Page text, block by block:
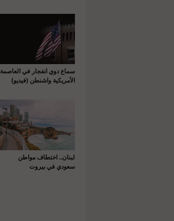
سماع دوي انفجار في العاصمة
الأمريكية واشنطن (فيديو)
لبنان.. اختطاف مواطن
سعودي في بيروت